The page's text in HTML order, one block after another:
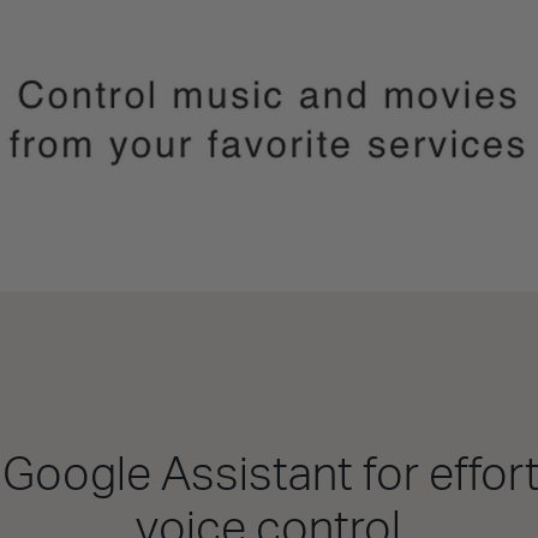
Assistant for